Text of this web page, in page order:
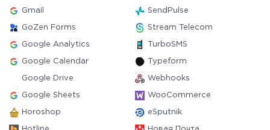
Gmail SendPulse
GoZen Forms Stream Telecom
Google Analytics TurboSMS
Google Calendar Typeform
Google Drive Webhooks
Google Sheets WooCommerce
Horoshop eSputnik